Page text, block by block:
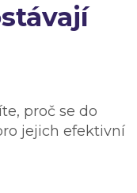
proč se do
jejich efektivní